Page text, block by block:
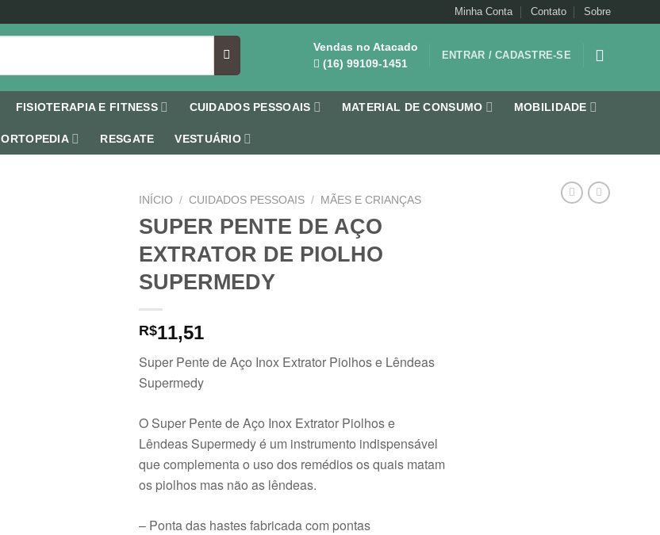
Minha Conta Contato Sobre
Vendas no Atacado
(16) 99109-1451
ENTRAR / CADASTRE-SE
FISIOTERAPIA E FITNESS CUIDADOS PESSOAIS MATERIAL DE CONSUMO MOBILIDADE
ORTOPEDIA RESGATE VESTUÁRIO
INÍCIO / CUIDADOS PESSOAIS / MÃES E CRIANÇAS
SUPER PENTE DE AÇO
EXTRATOR DE PIOLHO
SUPERMEDY
R$11,51
Super Pente de Aço Inox Extrator Piolhos e Lêndeas
Supermedy
O Super Pente de Aço Inox Extrator Piolhos e
Lêndeas Supermedy é um instrumento indispensável
que complementa o uso dos remédios os quais matam
os piolhos mas não as lêndeas.
– Ponta das hastes fabricada com pontas